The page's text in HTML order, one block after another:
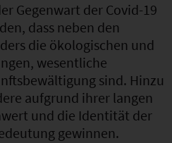
Gegenwart der Covid-19
dass neben den
die ökologischen und
wesentliche
sind. Hinzu
aufgrund ihrer langen
und die Identität der
gewinnen.